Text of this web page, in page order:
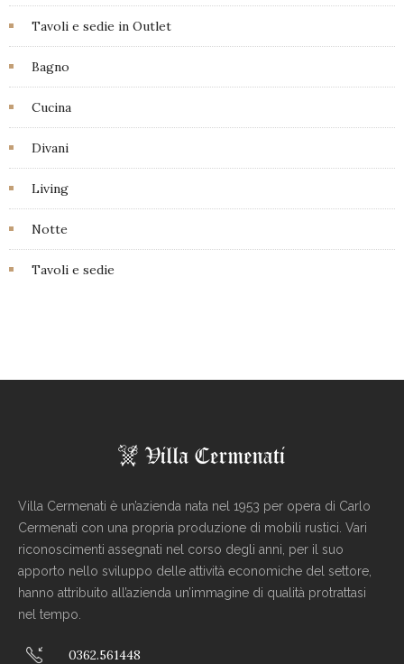
Tavoli e sedie in Outlet
Bagno
Cucina
Divani
Living
Notte
Tavoli e sedie
Villa Cermenati è un’azienda nata nel 1953 per opera di Carlo
Cermenati con una propria produzione di mobili rustici. Vari
riconoscimenti assegnati nel corso degli anni, per il suo
apporto nello sviluppo delle attività economiche del settore,
hanno attribuito all’azienda un’immagine di qualità protrattasi
nel tempo.
0362.561448